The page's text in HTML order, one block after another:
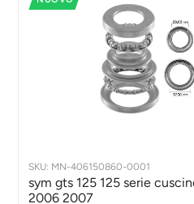
SKU: MN-406150860-0001
sym gts 125 125 serie
2006 2007